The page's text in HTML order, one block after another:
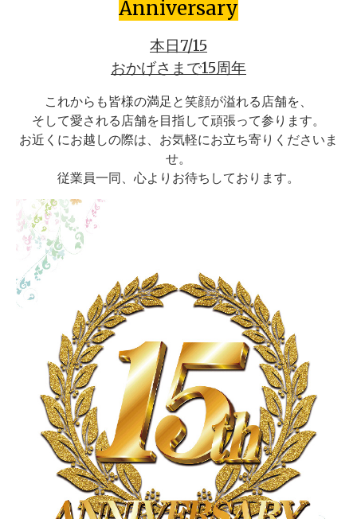
Anniversary
本日7/15
おかげさまで15周年
これからも皆様の満足と笑顔が溢れる店舗を、
そして愛される店舗を目指して頑張って参ります。
お近くにお越しの際は、お気軽にお立ち寄りくださいま
せ。
従業員一同、心よりお待ちしております。